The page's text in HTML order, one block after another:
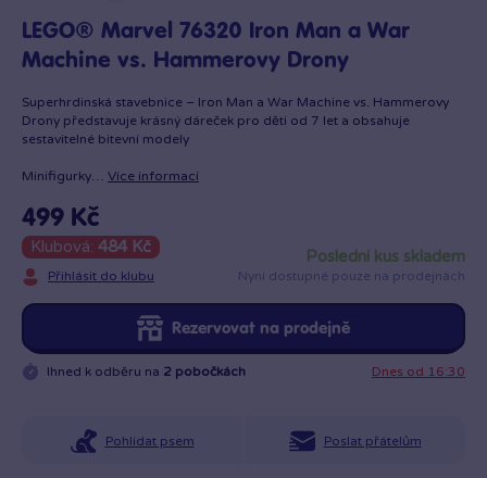
LEGO® Marvel 76320 Iron Man a War
Machine vs. Hammerovy Drony
Superhrdinská stavebnice – Iron Man a War Machine vs. Hammerovy
Drony představuje krásný dáreček pro děti od 7 let a obsahuje
sestavitelné bitevní modely
Minifigurky… Více informací
499 Kč
Klubová: 484 Kč
Přihlásit do klubu
poslední kus skladem
Nyní dostupné pouze na prodejnách
Rezervovat na prodejně
Ihned k odběru na 2 pobočkách Dnes od 16:30
Pohlídat psem Poslat přátelům